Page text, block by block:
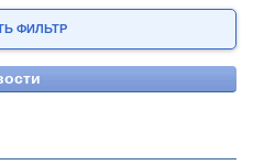
ФИЛЬТР